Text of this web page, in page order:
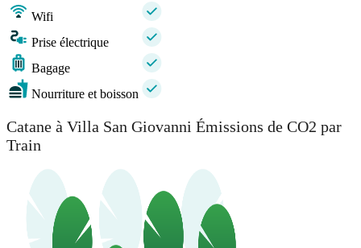
Wifi
Prise électrique
Bagage
Nourriture et boisson
Catane à Villa San Giovanni Émissions de CO2 par
Train